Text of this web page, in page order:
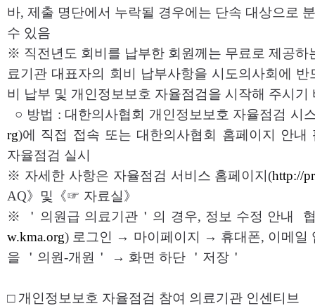
바, 제출 명단에서 누락될 경우에는 단속 대상으로
수 있음
※ 직전년도 회비를 납부한 회원께는 무료로 제공하
료기관 대표자의 회비 납부사항을 시도의사회에
비 납부 및 개인정보보호 자율점검을 시작해 주시기
○ 방법 : 대한의사협회 개인정보보호 자율점검 시
rg)에 직접 접속 또는 대한의사협회 홈페이지 안내
자율점검 실시
※ 자세한 사항은 자율점검 서비스 홈페이지(http://
AQ》및《☞ 자료실》
※ ＇의원급 의료기관＇의 경우, 정보 수정 안내
w.kma.org) 로그인 → 마이페이지 → 휴대폰, 이메일
을 ＇의원-개원＇ → 화면 하단 ＇저장＇
□ 개인정보보호 자율점검 참여 의료기관 인센티브